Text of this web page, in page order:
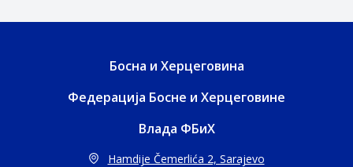
Босна и Херцеговина
Федерација Босне и Херцеговине
Влада ФБиХ
Hamdije Čemerlića 2, Sarajevo